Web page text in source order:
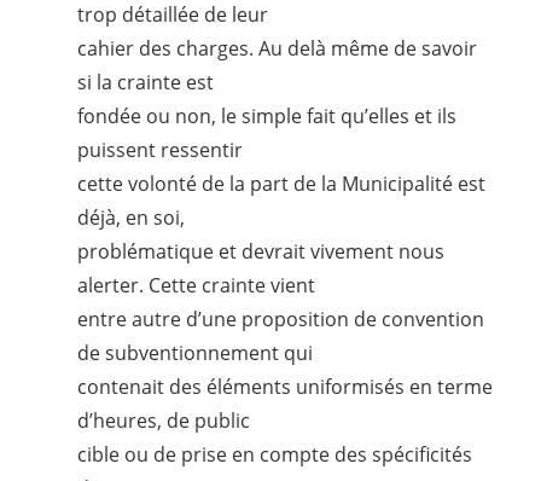
trop détaillée de leur
cahier des charges. Au delà même de savoir
si la crainte est
fondée ou non, le simple fait qu’elles et ils
puissent ressentir
cette volonté de la part de la Municipalité est
déjà, en soi,
problématique et devrait vivement nous
alerter. Cette crainte vient
entre autre d’une proposition de convention
de subventionnement qui
contenait des éléments uniformisés en terme
d’heures, de public
cible ou de prise en compte des spécificités